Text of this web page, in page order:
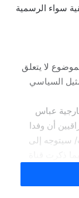
سواء الرسمية
لا يتعلق
السياسي
عباس
أن وفدا
سيتوجه إلى
سترسل وفدا